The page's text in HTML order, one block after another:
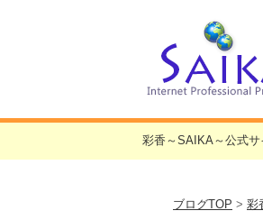
彩香～SAIKA～公式サ
ブログTOP > 彩